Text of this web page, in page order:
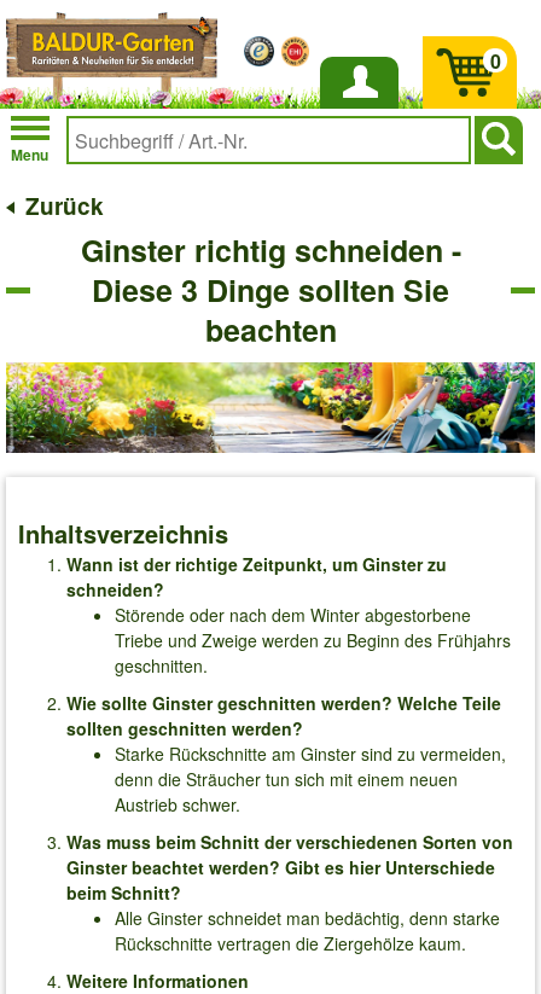
Anmelden
Menu
0
Zurück
Ginster richtig schneiden -
Diese 3 Dinge sollten Sie
beachten
Inhaltsverzeichnis
Wann ist der richtige Zeitpunkt, um Ginster zu
schneiden?
Störende oder nach dem Winter abgestorbene
Triebe und Zweige werden zu Beginn des Frühjahrs
geschnitten.
Wie sollte Ginster geschnitten werden? Welche Teile
sollten geschnitten werden?
Starke Rückschnitte am Ginster sind zu vermeiden,
denn die Sträucher tun sich mit einem neuen
Austrieb schwer.
Was muss beim Schnitt der verschiedenen Sorten von
Ginster beachtet werden? Gibt es hier Unterschiede
beim Schnitt?
Alle Ginster schneidet man bedächtig, denn starke
Rückschnitte vertragen die Ziergehölze kaum.
Weitere Informationen